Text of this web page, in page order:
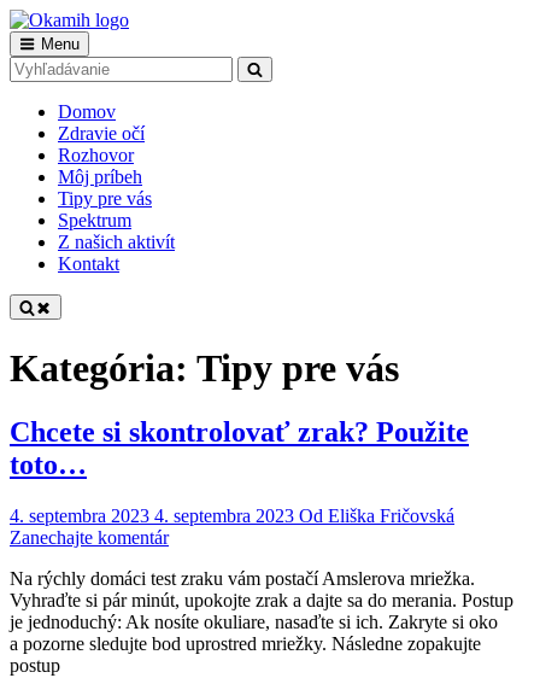
Skip
to
content
Okamih
Tvoria nevidiaci pre vidiacich
Main
Navigation
Menu
Search
for:
Domov
Zdravie očí
Rozhovor
Môj príbeh
Tipy pre vás
Spektrum
Z našich aktivít
Kontakt
Kategória: Tipy pre vás
Chcete si skontrolovať zrak? Použite
toto…
4. septembra 2023 4. septembra 2023 Od Eliška Fričovská
Zanechajte komentáron
si
skontrolovať
zrak?
Použite
Na rýchly domáci test zraku vám postačí Amslerova mriežka.
Vyhraďte si pár minút, upokojte zrak a dajte sa do merania. Postup
je jednoduchý: Ak nosíte okuliare, nasaďte si ich. Zakryte si oko
a pozorne sledujte bod uprostred mriežky. Následne zopakujte
postup